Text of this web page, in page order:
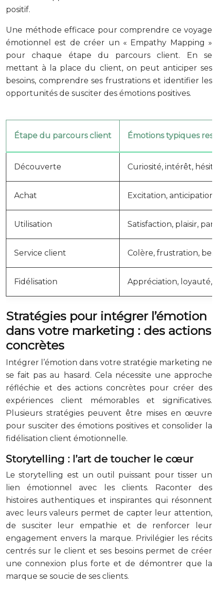
positif.
Une méthode efficace pour comprendre ce voyage
émotionnel est de créer un « Empathy Mapping »
pour chaque étape du parcours client. En se
mettant à la place du client, on peut anticiper ses
besoins, comprendre ses frustrations et identifier les
opportunités de susciter des émotions positives.
Étape du parcours client Émotions typiques
Découverte Curiosité, intérêt,
Achat Excitation, anticipation,
Utilisation Satisfaction, plaisir,
Service client Colère, frustration,
Fidélisation Appréciation, loyauté,
Stratégies pour intégrer l’émotion
dans votre marketing : des actions
concrètes
Intégrer l’émotion dans votre stratégie marketing ne
se fait pas au hasard. Cela nécessite une approche
réfléchie et des actions concrètes pour créer des
expériences client mémorables et significatives.
Plusieurs stratégies peuvent être mises en œuvre
pour susciter des émotions positives et consolider la
fidélisation client émotionnelle.
Storytelling : l’art de toucher le cœur
Le storytelling est un outil puissant pour tisser un
lien émotionnel avec les clients. Raconter des
histoires authentiques et inspirantes qui résonnent
avec leurs valeurs permet de capter leur attention,
de susciter leur empathie et de renforcer leur
engagement envers la marque. Privilégier les récits
centrés sur le client et ses besoins permet de créer
une connexion plus forte et de démontrer que la
marque se soucie de ses clients.